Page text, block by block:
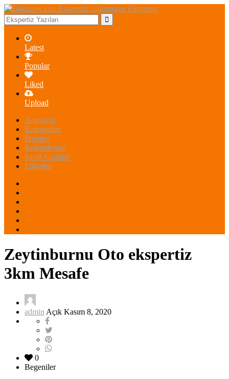
Latest
Popular
Liked
Upload
Anasayfa
Kategoriler
Popüler
Beğenilenler
İçerik Gönder
Etiketler
Zeytinburnu Oto ekspertiz
3km Mesafe
admin Açık Kasım 8, 2020
0
Begeniler